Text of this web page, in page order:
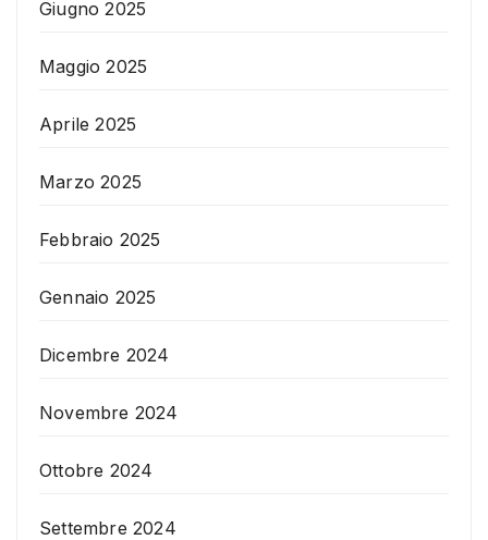
Giugno 2025
Maggio 2025
Aprile 2025
Marzo 2025
Febbraio 2025
Gennaio 2025
Dicembre 2024
Novembre 2024
Ottobre 2024
Settembre 2024